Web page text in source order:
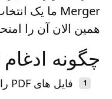
همین الان آن را امتحان کنید!
چگونه ادغام PDF به Word آنلاین
فایل های PDF را که می خواهید با فرمت Word ادغام کنید آپلود کنید.